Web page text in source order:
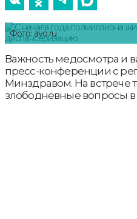
Фото: avo.ru
Важность медосмотра и
пресс-конференции с
Минздравом. На встрече
злободневные вопросы